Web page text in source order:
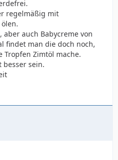
regelmäßig mit
auch Babycreme von
findet man die doch noch,
Tropfen Zimtöl mache.
besser sein.